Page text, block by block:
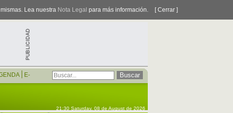
Lea nuestra Nota Legal para más información. [ Cerrar ]
E-
21:30 Saturday, 08 de August de 2026